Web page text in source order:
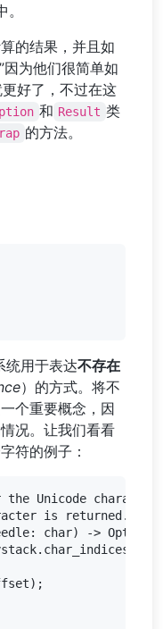
的结果，并且如
为他们很简单如
好了，不过在这
和 Result 类
的方法。
统用于表达不存在
）的方式。将不
个重要概念，因
况。让我们看看
符的例子：
the Unicode
is returned.
char) ->
{